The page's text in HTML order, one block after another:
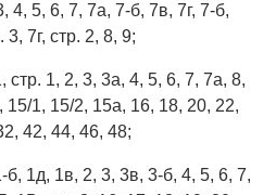
4, 5, 6, 7, 7а, 7-б, 7в, 7г, 7-б,
3, 7г, стр. 2, 8, 9;
стр. 1, 2, 3, 3а, 4, 5, 6, 7, 7а, 8,
15/1, 15/2, 15а, 16, 18, 20, 22,
42, 44, 46, 48;
1д, 1в, 2, 3, 3в, 3-б, 4, 5, 6, 7,